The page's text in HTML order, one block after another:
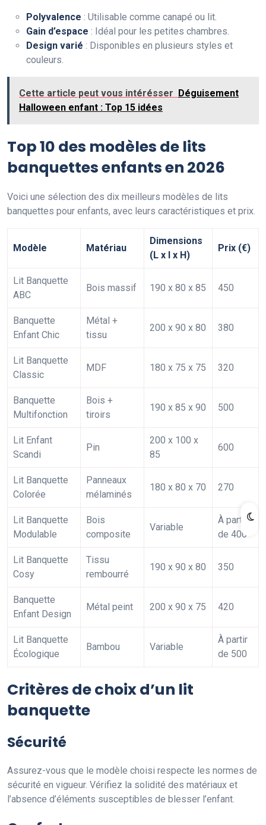
Polyvalence : Utilisable comme canapé ou lit.
Gain d’espace : Idéal pour les petites chambres.
Design varié : Disponibles en plusieurs styles et
couleurs.
Cette article peut vous intérésser Déguisement
Halloween enfant : Top 15 idées
Top 10 des modèles de lits
banquettes enfants en 2026
Voici une sélection des dix meilleurs modèles de lits
banquettes pour enfants, avec leurs caractéristiques et prix.
Modèle Matériau
Dimensions
(L x l x H)
Prix (€)
Lit Banquette
ABC
Bois massif 190 x 80 x 85 450
Banquette
Enfant Chic
Métal +
tissu
200 x 90 x 80 380
Lit Banquette
Classic
MDF 180 x 75 x 75 320
Banquette
Multifonction
Bois +
tiroirs
190 x 85 x 90 500
Lit Enfant
Scandi
Pin
200 x 100 x
85
600
Lit Banquette
Colorée
Panneaux
mélaminés
180 x 80 x 70 270
Lit Banquette
Modulable
Bois
composite
Variable
À partir
de 400
Lit Banquette
Cosy
Tissu
rembourré
190 x 90 x 80 350
Banquette
Enfant Design
Métal peint 200 x 90 x 75 420
Lit Banquette
Écologique
Bambou Variable
À partir
de 500
Critères de choix d’un lit
banquette
Sécurité
Assurez-vous que le modèle choisi respecte les normes de
sécurité en vigueur. Vérifiez la solidité des matériaux et
l’absence d’éléments susceptibles de blesser l’enfant.